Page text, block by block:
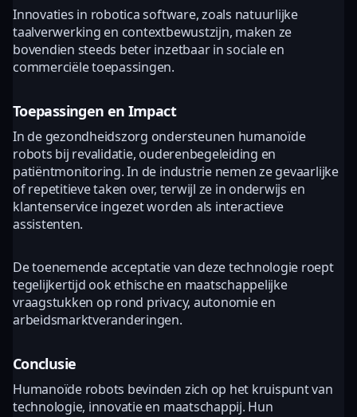
Innovaties in robotica software, zoals natuurlijke
taalverwerking en contextbewustzijn, maken ze
bovendien steeds beter inzetbaar in sociale en
commerciële toepassingen.
Toepassingen en Impact
In de gezondheidszorg ondersteunen humanoïde
robots bij revalidatie, ouderenbegeleiding en
patiëntmonitoring. In de industrie nemen ze gevaarlijke
of repetitieve taken over, terwijl ze in onderwijs en
klantenservice ingezet worden als interactieve
assistenten.
De toenemende acceptatie van deze technologie roept
tegelijkertijd ook ethische en maatschappelijke
vraagstukken op rond privacy, autonomie en
arbeidsmarktveranderingen.
Conclusie
Humanoïde robots bevinden zich op het kruispunt van
technologie, innovatie en maatschappij. Hun